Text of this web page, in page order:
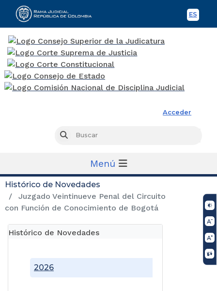
ES
Acceder
Buscar
Menú
Histórico de Novedades
Juzgado Veintinueve Penal del Circuito
con Función de Conocimiento de Bogotá
Histórico de Novedades
2026